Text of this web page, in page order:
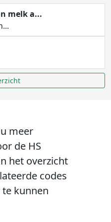
melk a...
meer
de HS
het overzicht
codes
kunnen